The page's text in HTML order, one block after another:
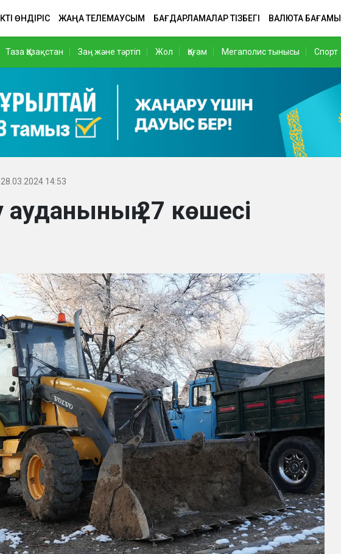
ӨНДІРІС ЖАҢА ТЕЛЕМАУСЫМ БАҒДАРЛАМАЛАР ТІЗБЕГІ ВАЛЮТА БАҒАМЫ
Таза Қазақстан Заң және тәртіп Жол Қоғам Мегаполис тынысы Спорт
28.03.2024 14:53
27 көшесі